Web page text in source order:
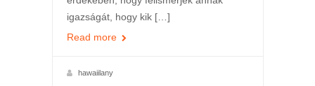
igazságát, hogy kik […]
Read more
hawaiilany